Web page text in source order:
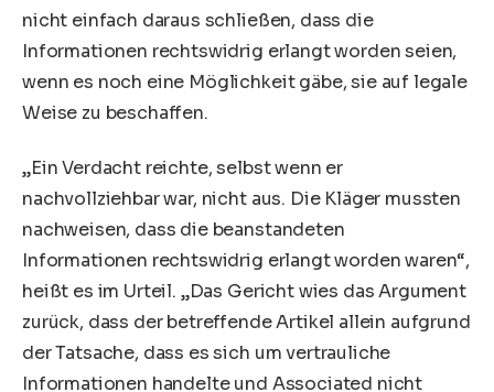
nicht einfach daraus schließen, dass die
Informationen rechtswidrig erlangt worden seien,
wenn es noch eine Möglichkeit gäbe, sie auf legale
Weise zu beschaffen.
„Ein Verdacht reichte, selbst wenn er
nachvollziehbar war, nicht aus. Die Kläger mussten
nachweisen, dass die beanstandeten
Informationen rechtswidrig erlangt worden waren“,
heißt es im Urteil. „Das Gericht wies das Argument
zurück, dass der betreffende Artikel allein aufgrund
der Tatsache, dass es sich um vertrauliche
Informationen handelte und Associated nicht